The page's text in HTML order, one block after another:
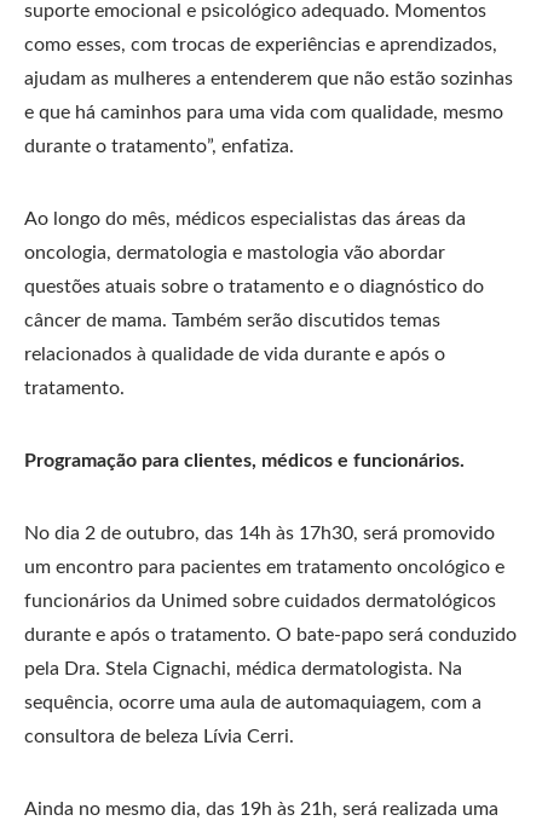
suporte emocional e psicológico adequado. Momentos
como esses, com trocas de experiências e aprendizados,
ajudam as mulheres a entenderem que não estão sozinhas
e que há caminhos para uma vida com qualidade, mesmo
durante o tratamento”, enfatiza.
Ao longo do mês, médicos especialistas das áreas da
oncologia, dermatologia e mastologia vão abordar
questões atuais sobre o tratamento e o diagnóstico do
câncer de mama. Também serão discutidos temas
relacionados à qualidade de vida durante e após o
tratamento.
Programação para clientes, médicos e funcionários.
No dia 2 de outubro, das 14h às 17h30, será promovido
um encontro para pacientes em tratamento oncológico e
funcionários da Unimed sobre cuidados dermatológicos
durante e após o tratamento. O bate-papo será conduzido
pela Dra. Stela Cignachi, médica dermatologista. Na
sequência, ocorre uma aula de automaquiagem, com a
consultora de beleza Lívia Cerri.
Ainda no mesmo dia, das 19h às 21h, será realizada uma